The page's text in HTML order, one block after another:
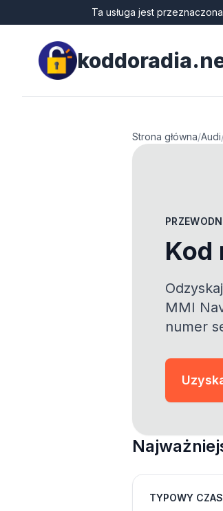
Ta usługa jest
Strona główna/Audi
Kod
MMI
numer
TYPOWY